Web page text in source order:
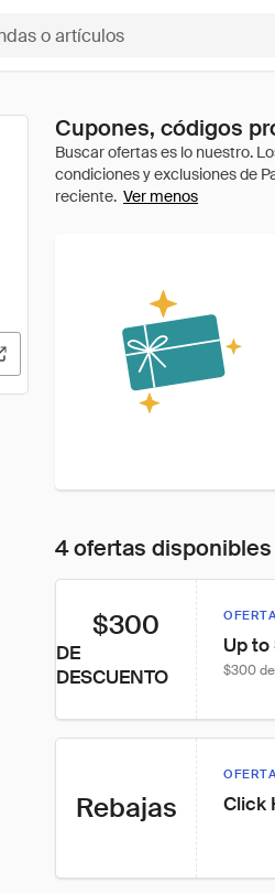
Cupones, códigos
Ver menos
4 ofertas disponibles
$300
DE
DESCUENTO
Up
$300
Rebajas Click